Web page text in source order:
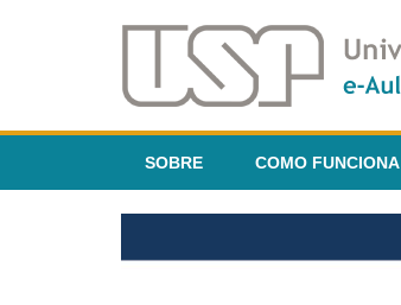
SOBRE COMO FUNCIONA